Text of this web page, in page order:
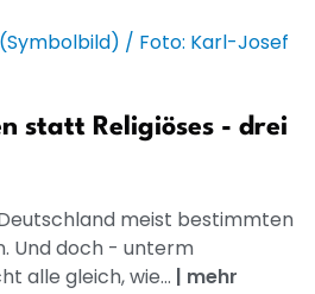
statt Religiöses - drei
meist bestimmten
Und doch - unterm
alle gleich, wie... | mehr